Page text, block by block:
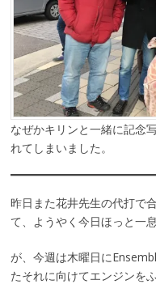
なぜかキリンと一緒に記念
れてしまいました。
昨日また花井先生の代打で
て、ようやく今日ほっと一
が、今週は木曜日に
たそれに向けてエンジンを